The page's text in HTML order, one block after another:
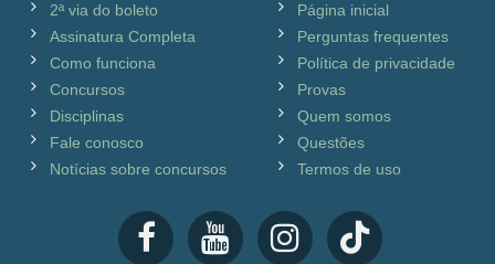
2ª via do boleto
Assinatura Completa
Como funciona
Concursos
Disciplinas
Fale conosco
Notícias sobre concursos
Página inicial
Perguntas frequentes
Política de privacidade
Provas
Quem somos
Questões
Termos de uso